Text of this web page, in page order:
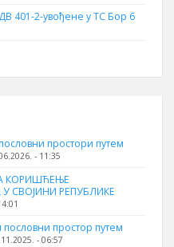
401-2-увођене у ТС Бор 6
простори путем
- 11:35
КОРИШЋЕЊЕ
СВОЈИНИ РЕПУБЛИКЕ
пословни простор путем
- 06:57